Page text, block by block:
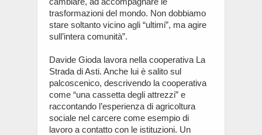
trasformazioni del mondo. Non dobbiamo
stare soltanto vicino agli “ultimi”, ma agire
sull’intera comunità”.
Davide Gioda lavora nella cooperativa La
Strada di Asti. Anche lui è salito sul
palcoscenico, descrivendo la cooperativa
come “una cassetta degli attrezzi” e
raccontando l’esperienza di agricoltura
sociale nel carcere come esempio di
lavoro a contatto con le istituzioni. Un